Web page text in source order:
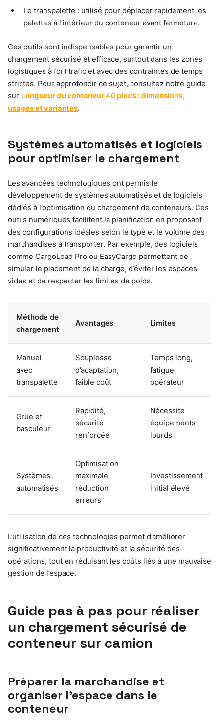
Le transpalette : utilisé pour déplacer rapidement les
palettes à l’intérieur du conteneur avant fermeture.
Ces outils sont indispensables pour garantir un
chargement sécurisé et efficace, surtout dans les zones
logistiques à fort trafic et avec des contraintes de temps
strictes. Pour approfondir ce sujet, consultez notre guide
sur Longueur du conteneur 40 pieds : dimensions,
usages et variantes.
Systèmes automatisés et logiciels
pour optimiser le chargement
Les avancées technologiques ont permis le
développement de systèmes automatisés et de logiciels
dédiés à l’optimisation du chargement de conteneurs. Ces
outils numériques facilitent la planification en proposant
des configurations idéales selon le type et le volume des
marchandises à transporter. Par exemple, des logiciels
comme CargoLoad Pro ou EasyCargo permettent de
simuler le placement de la charge, d’éviter les espaces
vides et de respecter les limites de poids.
Méthode de
chargement
Avantages Limites
Manuel
avec
transpalette
Souplesse
d’adaptation,
faible coût
Temps long,
fatigue
opérateur
Grue et
basculeur
Rapidité,
sécurité
renforcée
Nécessite
équipements
lourds
Systèmes
automatisés
Optimisation
maximale,
réduction
erreurs
Investissement
initial élevé
L’utilisation de ces technologies permet d’améliorer
significativement la productivité et la sécurité des
opérations, tout en réduisant les coûts liés à une mauvaise
gestion de l’espace.
Guide pas à pas pour réaliser
un chargement sécurisé de
conteneur sur camion
Préparer la marchandise et
organiser l’espace dans le
conteneur